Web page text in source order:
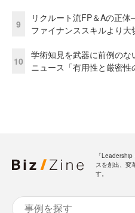
9
リクルート流FP＆Aの正体
ファイナンススキルより大
10
学術知見を武器に前例の
ニュース「有用性と厳密性
「
スを創出、変
す。